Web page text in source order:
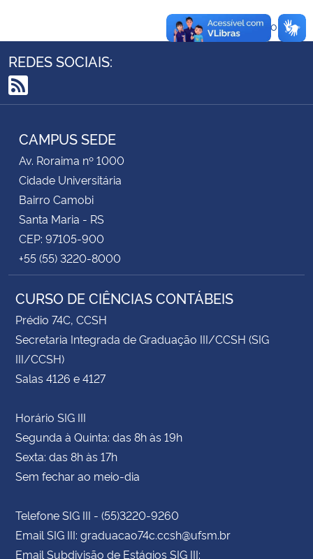
Gabinete de Segurança Institucional
Advocacia-Geral da União
Voltar ao topo
REDES SOCIAIS:
RSS
CAMPUS SEDE
Av. Roraima nº 1000
Cidade Universitária
Bairro Camobi
Santa Maria - RS
CEP: 97105-900
+55 (55) 3220-8000
CURSO DE CIÊNCIAS CONTÁBEIS
Prédio 74C, CCSH
Secretaria Integrada de Graduação III/CCSH (SIG
III/CCSH)
Salas 4126 e 4127
Horário SIG III
Segunda à Quinta: das 8h às 19h
Sexta: das 8h às 17h
Sem fechar ao meio-dia
Telefone SIG III - (55)3220-9260
Email SIG III: graduacao74c.ccsh@ufsm.br
Email Subdivisão de Estágios SIG III: